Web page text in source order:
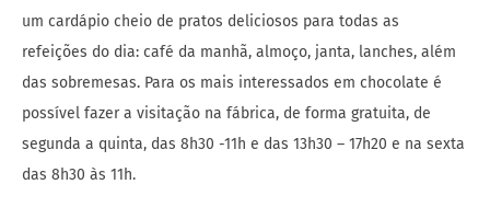
um cardápio cheio de pratos deliciosos para todas as
refeições do dia: café da manhã, almoço, janta, lanches, além
das sobremesas. Para os mais interessados em chocolate é
possível fazer a visitação na fábrica, de forma gratuita, de
segunda a quinta, das 8h30 -11h e das 13h30 – 17h20 e na sexta
das 8h30 às 11h.